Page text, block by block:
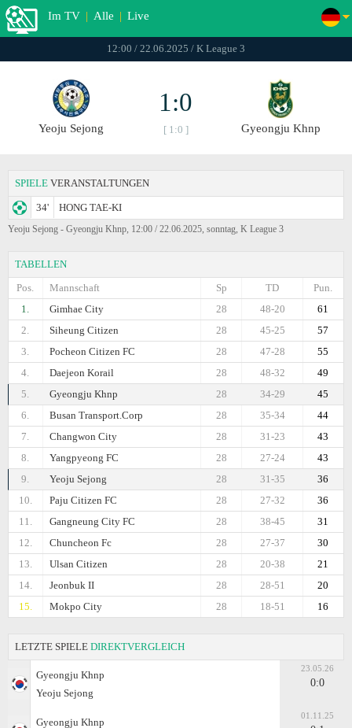
Im TV | Alle | Live
12:00 / 22.06.2025 / K League 3
Yeoju Sejong
1:0
[ 1:0 ] Gyeongju Khnp
SPIELE VERANSTALTUNGEN
34' HONG TAE-KI
Yeoju Sejong - Gyeongju Khnp, 12:00 / 22.06.2025, sonntag, K League 3
TABELLEN
Pos.
Mannschaft Pun.
TD
Sp
1.
Gimhae City 61
48-20
28
2.
Siheung Citizen 57
45-25
28
3.
Pocheon Citizen FC 55
47-28
28
4.
Daejeon Korail 49
48-32
28
5.
Gyeongju Khnp 45
34-29
28
6.
Busan Transport.Corp 44
35-34
28
7.
Changwon City 43
31-23
28
8.
Yangpyeong FC 43
27-24
28
9.
Yeoju Sejong 36
31-35
28
10.
Paju Citizen FC 36
27-32
28
11.
Gangneung City FC 31
38-45
28
12.
Chuncheon Fc 30
27-37
28
13.
Ulsan Citizen 21
20-38
28
14.
Jeonbuk II 20
28-51
28
15.
Mokpo City 16
18-51
28
LETZTE SPIELE DIREKTVERGLEICH
Gyeongju Khnp
Yeoju Sejong
23.05.26
0:0
Gyeongju Khnp
01.11.25